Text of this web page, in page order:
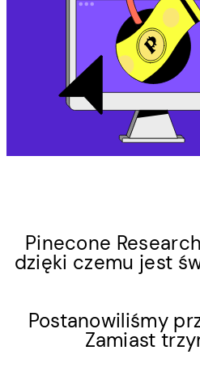
Pinecone
dzięki czemu jest
Postanowiliśmy
Zamiast